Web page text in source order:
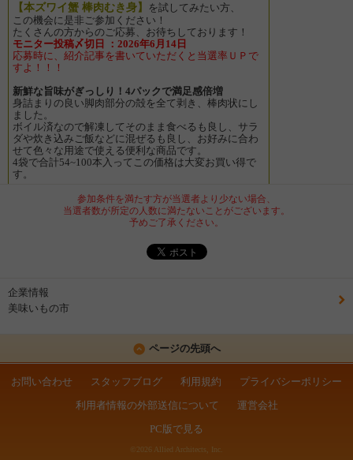
【本ズワイ蟹 棒肉むき身】
を試してみたい方、
この機会に是非ご参加ください！
たくさんの方からのご応募、お待ちしております！
モニター投稿〆切日 ：2026年6月14 日
応募時に、紹介記事を書いていただくと当選率ＵＰで
すよ！！！
新鮮な旨味がぎっしり！4パックで満足感倍増
身詰まりの良い脚肉部分の殻を全て剥き、棒肉状にし
ました。
ボイル済なので解凍してそのまま食べるも良し、サラ
ダや炊き込みご飯などに混ぜるも良し、お好みに合わ
せて色々な用途で使える便利な商品です。
4袋で合計54~100本入ってこの価格は大変お買い得で
す。
参加条件を満たす方が当選者より少ない場合、
当選者数が所定の人数に満たないことがございます。
予めご了承ください。
企業情報
美味いもの市
ページの先頭へ
お問い合わせ スタッフブログ 利用規約
プライバシーポリシー
利用者情報の外部送信について
運営会社
PC版で見る
©2026 Allied Architects, Inc.